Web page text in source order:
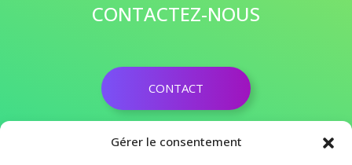
Gérer le consentement
CONTACTEZ-NOUS
CONTACT